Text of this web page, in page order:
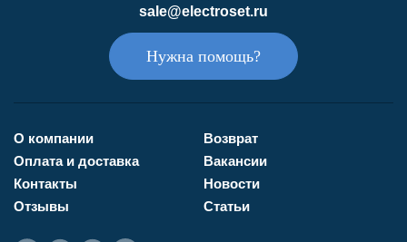
sale@electroset.ru
Нужна помощь?
О компании
Оплата и доставка
Контакты
Отзывы
Возврат
Вакансии
Новости
Статьи